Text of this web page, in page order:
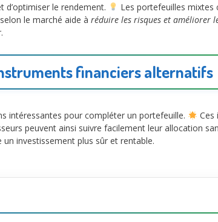
le rendement.
Les portefeuilles
le marché aide à réduire les risques et améliorer
financiers alternatifs
intéressantes pour compléter un portefeuille.
Ces
peuvent ainsi suivre facilement leur allocation
investissement plus sûr et rentable.